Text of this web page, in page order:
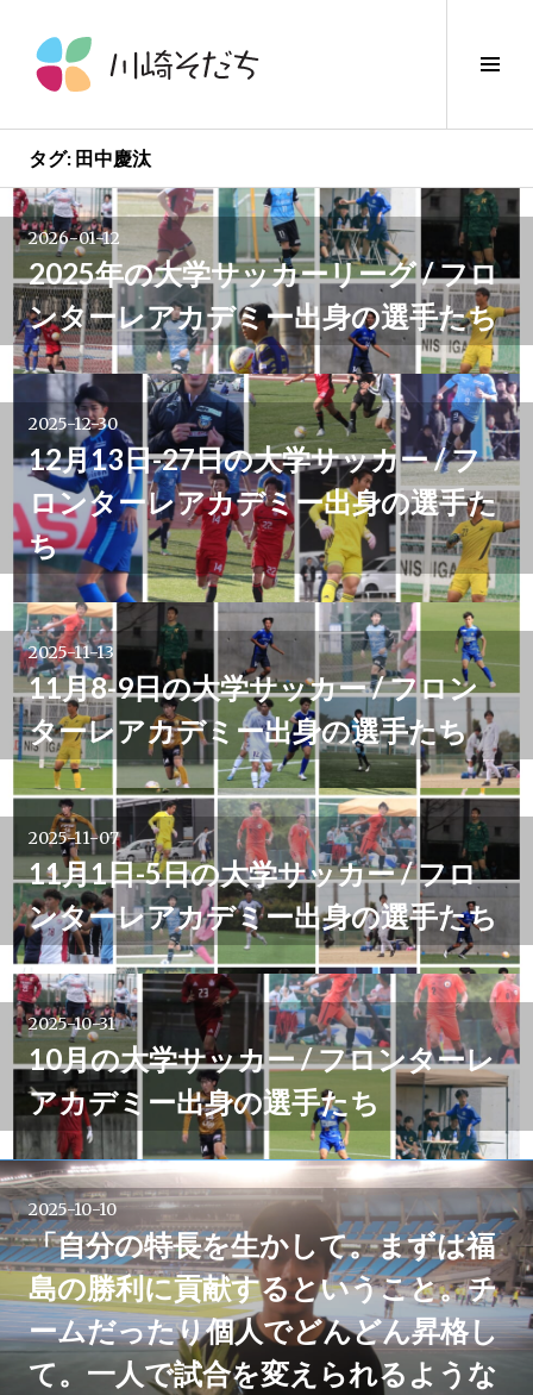
ツ
ス
キ
ッ
サ
切
替
え
タグ: 田中慶汰
2026-01-12
2025年の大学サッカーリーグ / フロ
ンターレアカデミー出身の選手たち
2025-12-30
12月13日-27日の大学サッカー / フ
ロンターレアカデミー出身の選手た
ち
2025-11-13
11月8-9日の大学サッカー / フロン
ターレアカデミー出身の選手たち
2025-11-07
11月1日-5日の大学サッカー / フロ
ンターレアカデミー出身の選手たち
2025-10-31
10月の大学サッカー / フロンターレ
アカデミー出身の選手たち
2025-10-10
「自分の特長を生かして。まずは福
島の勝利に貢献するということ。チ
ームだったり個人でどんどん昇格し
て。一人で試合を変えられるような
投
稿
ナ
ビ
ゲ
ー
シ
ョ
ン